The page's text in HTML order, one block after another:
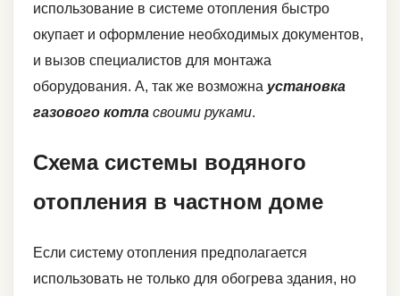
использование в системе отопления быстро
окупает и оформление необходимых документов,
и вызов специалистов для монтажа
оборудования. А, так же возможна установка
газового котла своими руками.
Схема системы водяного
отопления в частном доме
Если систему отопления предполагается
использовать не только для обогрева здания, но